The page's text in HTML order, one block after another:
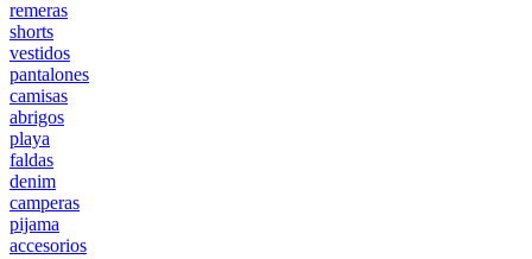
remeras
shorts
vestidos
pantalones
camisas
abrigos
playa
faldas
denim
camperas
pijama
accesorios